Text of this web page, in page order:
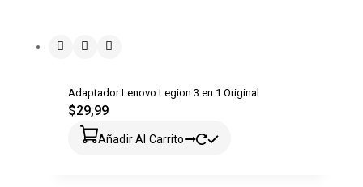
Adaptador Lenovo Legion 3 en 1 Original
$29,99
Añadir Al Carrito